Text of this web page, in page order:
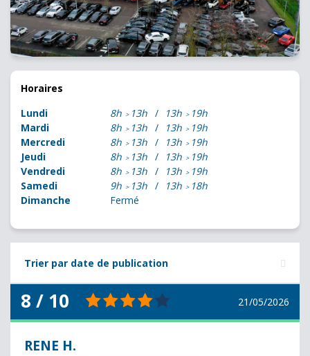
Horaires
Lundi
8h 13h 13h
19h
Mardi
8h 13h 13h
19h
Mercredi
8h 13h 13h
19h
Jeudi
8h 13h 13h
19h
Vendredi
8h 13h 13h
19h
Samedi
9h 13h 13h
18h
Dimanche
Fermé
Trier par date de publication
8 / 10 21/05/2026
RENE H.